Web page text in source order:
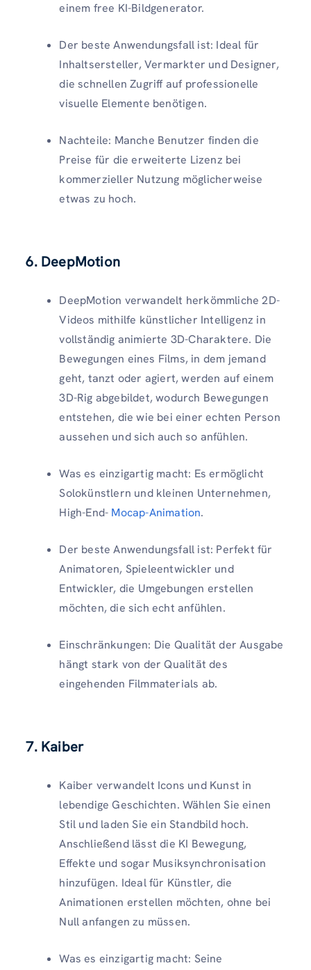
einem free KI-Bildgenerator.
Der beste Anwendungsfall ist: Ideal für
Inhaltsersteller, Vermarkter und Designer,
die schnellen Zugriff auf professionelle
visuelle Elemente benötigen.
Nachteile: Manche Benutzer finden die
Preise für die erweiterte Lizenz bei
kommerzieller Nutzung möglicherweise
etwas zu hoch.
6. DeepMotion
DeepMotion verwandelt herkömmliche 2D-
Videos mithilfe künstlicher Intelligenz in
vollständig animierte 3D-Charaktere. Die
Bewegungen eines Films, in dem jemand
geht, tanzt oder agiert, werden auf einem
3D-Rig abgebildet, wodurch Bewegungen
entstehen, die wie bei einer echten Person
aussehen und sich auch so anfühlen.
Was es einzigartig macht: Es ermöglicht
Solokünstlern und kleinen Unternehmen,
High-End- Mocap-Animation.
Der beste Anwendungsfall ist: Perfekt für
Animatoren, Spieleentwickler und
Entwickler, die Umgebungen erstellen
möchten, die sich echt anfühlen.
Einschränkungen: Die Qualität der Ausgabe
hängt stark von der Qualität des
eingehenden Filmmaterials ab.
7. Kaiber
Kaiber verwandelt Icons und Kunst in
lebendige Geschichten. Wählen Sie einen
Stil und laden Sie ein Standbild hoch.
Anschließend lässt die KI Bewegung,
Effekte und sogar Musiksynchronisation
hinzufügen. Ideal für Künstler, die
Animationen erstellen möchten, ohne bei
Null anfangen zu müssen.
Was es einzigartig macht: Seine